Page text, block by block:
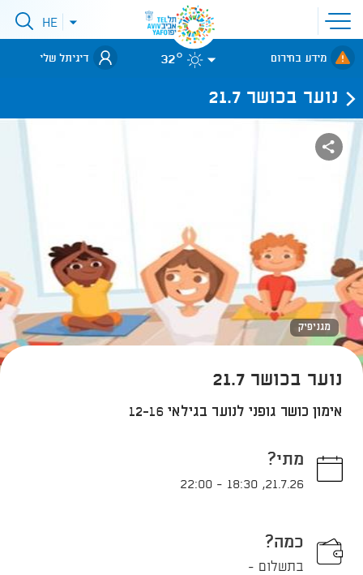
פתיחת
תפריט
אתר
לאתר עיריית
תל-אביב
פתיחתHE
מידע בחירום 32° דיגיתל שלי
נוער בכושר 21.7
מגניפיק
נוער בכושר 21.7
אימון כושר גופני לנוער בגילאי 12-16
מתי?
21.7.26
,
18:30
-
22:00
כמה?
בתשלום -